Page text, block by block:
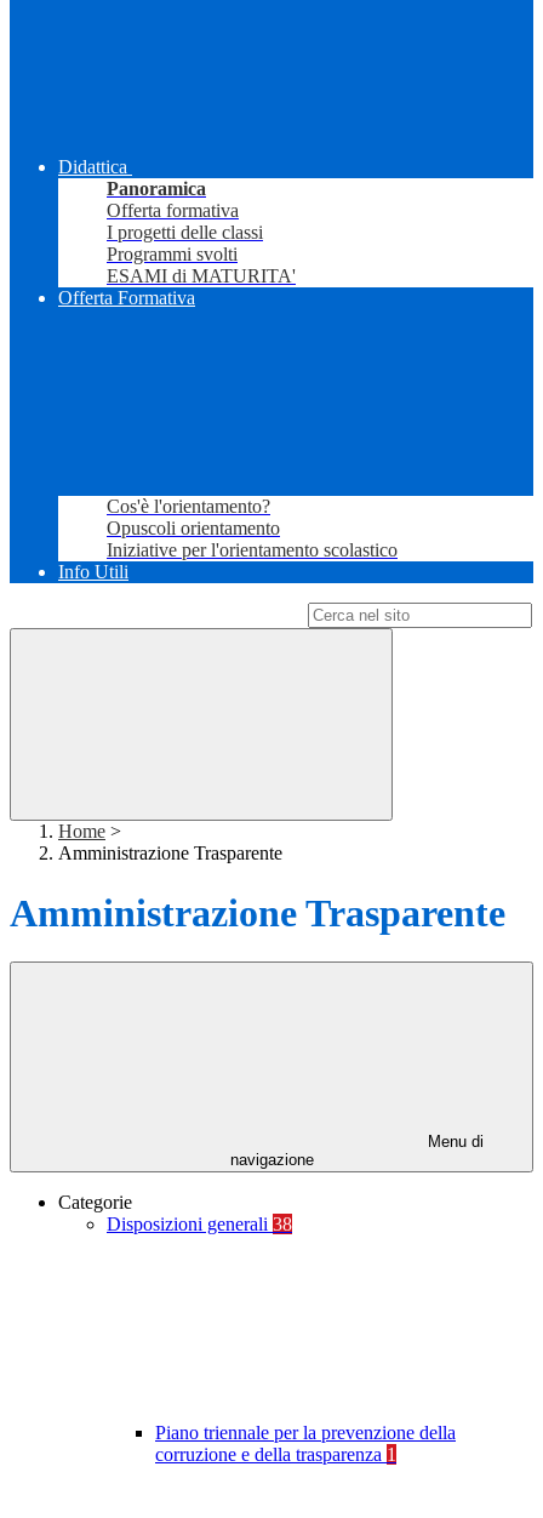
Didattica
Panoramica
Offerta formativa
I progetti delle classi
Programmi svolti
ESAMI di MATURITA'
Offerta Formativa
Cos'è l'orientamento?
Opuscoli orientamento
Iniziative per l'orientamento scolastico
Info Utili
Home >
Amministrazione Trasparente
Amministrazione Trasparente
Menu di
navigazione
Categorie
Disposizioni generali 38
Piano triennale per la prevenzione della
corruzione e della trasparenza 1